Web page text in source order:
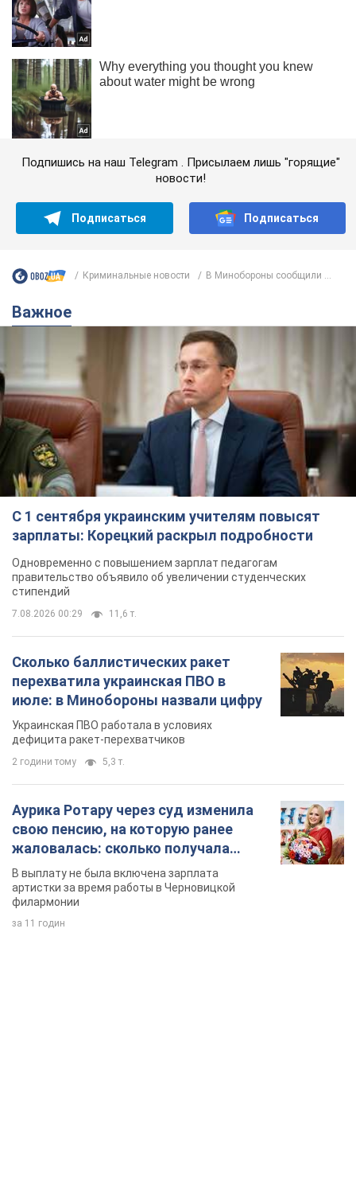
Подпишись на наш Telegram . Присылаем лишь "горящие"
новости!
Подписаться Подписаться
Криминальные новости В Минобороны сообщили ...
Важное
С 1 сентября украинским учителям повысят
зарплаты: Корецкий раскрыл подробности
Одновременно с повышением зарплат педагогам
правительство объявило об увеличении студенческих
стипендий
7.08.2026 00:29 11,6 т.
Сколько баллистических ракет
перехватила украинская ПВО в
июле: в Минобороны назвали цифру
Украинская ПВО работала в условиях
дефицита ракет-перехватчиков
2 години тому 5,3 т.
Аурика Ротару через суд изменила
свою пенсию, на которую ранее
жаловалась: сколько получала
певица
В выплату не была включена зарплата
артистки за время работы в Черновицкой
филармонии
за 11 годин